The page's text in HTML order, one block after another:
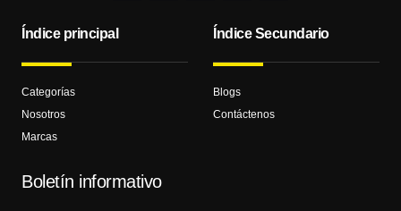
Índice principal
Categorías
Nosotros
Marcas
Índice Secundario
Blogs
Contáctenos
Boletín informativo